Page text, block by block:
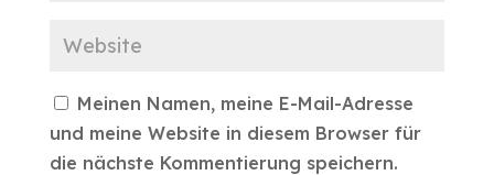
Meinen Namen, meine E-Mail-Adresse
und meine Website in diesem Browser für
die nächste Kommentierung speichern.